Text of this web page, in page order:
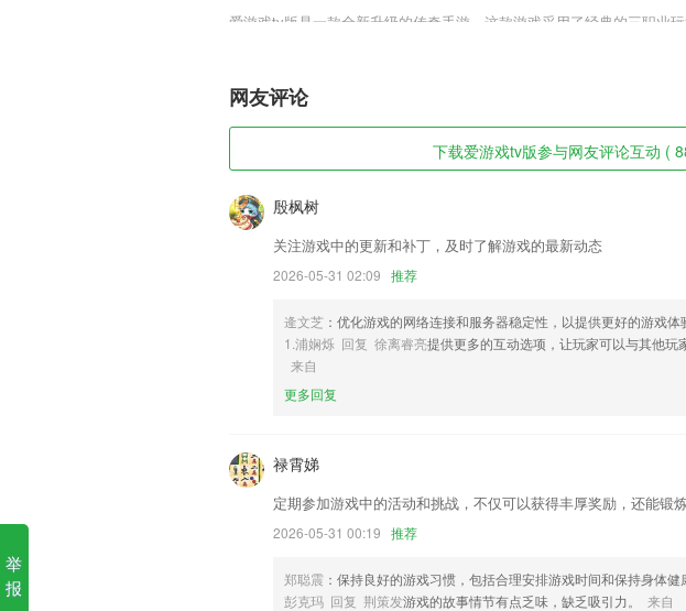
爱游戏tv版是一款全新升级的传奇手游，这款游戏采用了经典的三职业
种多样的任务系统，每一个任务都会给玩家非常丰厚的奖励，玩家可以
爱游戏tv版软件特色
2,研发核心物理设计对身体零伤害，采用进口食品级硅胶，佩戴舒适
3,通过手机扫描，把2265用户自己的临字和碑帖上范字重影比对，找出差
4,全年服务不停歇,你有需求随时可以进入这里来找寻专业人员;
5,首页：通知公告、在线测试、备课预习、成绩单、云图书馆等；
爱游戏tv版软件优势
1.WPS特约金牌讲师、微软全球价值专家、大神带你玩转office！提升
你的Excel能力，让你告别穷忙和低效工作，成为职场赢家！
3.开展技术途径供给关于海关数据运用技术、电子邮件搜集、谷歌+海关
4.强化听力，单词训练、听力练习等功能加强记忆，让孩子大胆开口说
5.有声点读，定义轻学习新方式
爱游戏tv版更新了什么?
网友评论
下载爱游戏tv版参与网友评论互动 (
殷枫树
关注游戏中的更新和补丁，及时了解游戏的最新动态
2026-05-31 02:09 推荐
逄文芝 ：优化游戏的网络连接和服务器稳定性，以提供更好的游戏体
1.浦娴烁 回复 徐离睿亮提供更多的互动选项，让玩家可以与其他玩
来自
更多回复
禄霄娣
定期参加游戏中的活动和挑战，不仅可以获得丰厚奖励，还能锻
2026-05-31 00:19 推荐
郑聪震 ：保持良好的游戏习惯，包括合理安排游戏时间和保持身体健
彭克玛 回复 荆策发游戏的故事情节有点乏味，缺乏吸引力。
来自
举
报